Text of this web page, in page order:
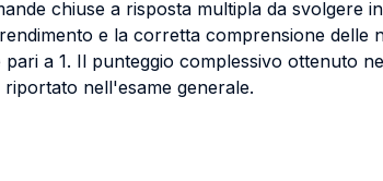
chiuse a risposta multipla da svolgere
e la corretta comprensione
a 1. Il punteggio complessivo ottenuto
nell'esame generale.